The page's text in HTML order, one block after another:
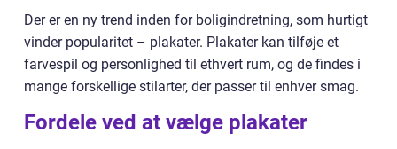
Der er en ny trend inden for boligindretning, som hurtigt
vinder popularitet – plakater. Plakater kan tilføje et
farvespil og personlighed til ethvert rum, og de findes i
mange forskellige stilarter, der passer til enhver smag.
Fordele ved at vælge plakater